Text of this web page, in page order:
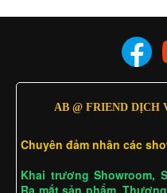
AB @ FRIEND DỊCH
Chuyên đảm nhân các
Khai trương Showroom,
Ra mắt sản phẩm,